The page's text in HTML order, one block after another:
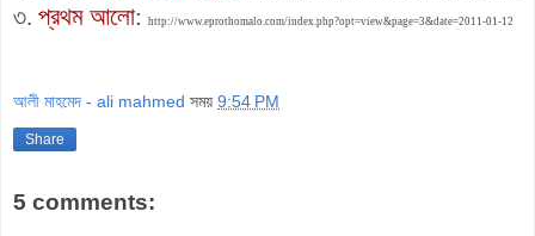
৩. প্রথম আলো: http://www.eprothomalo.com/index.php?opt=view&page=3&date=2011-01-12
আলী মাহমেদ - ali mahmed সময় 9:54 PM
Share
5 comments: